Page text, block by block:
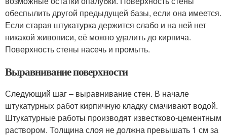
обеспылить другой предыдущей базы, если она имеется.
Если старая штукатурка держится слабо и на ней нет
никакой живописи, её можно удалить до кирпича.
Поверхность стены насечь и промыть.
Выравнивание поверхности
Следующий шаг – выравнивание стен. В начале
штукатурных работ кирпичную кладку смачивают водой.
Штукатурные работы производят известково-цементным
раствором. Толщина слоя не должна превышать 1 см за